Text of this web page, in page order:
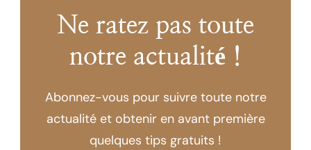
Ne ratez pas toute
notre actualité !
Abonnez-vous pour suivre toute notre
actualité et obtenir en avant première
quelques tips gratuits !